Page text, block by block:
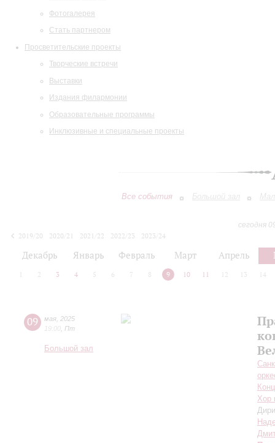
Фотогалерея
Стать партнером
Просветительские проекты
Творческие встречи
Выставки
Издания филармонии
Образовательные программы
Инклюзивные и специальные проекты
Все события Большой зал
сегодня
2019/20
2020/21 2021/22 2022/23
2023/24
Декабрь Январь Февраль Март Апрель
2 3 4 5 6 7 8 9 10 11 12 13 14
09 мая 2025
19:00 Пт
Большой зал
Хор